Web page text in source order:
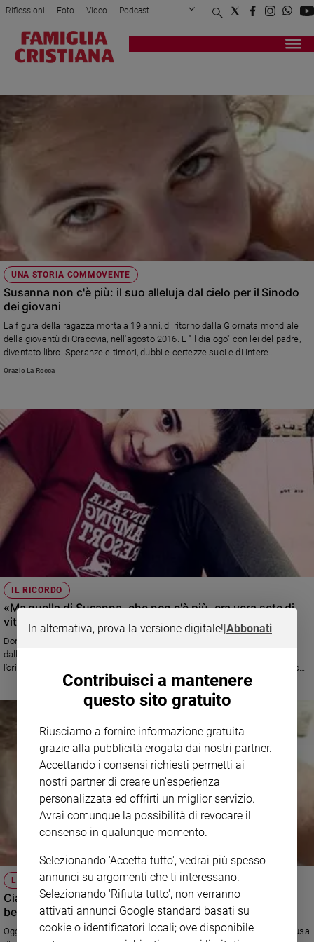
Attualità
Papa
Papa
Chiesa
Chiesa
Fede
Santi
fede
Parola
giorno
Società
e
valori
e
Creato
Diritti
Aziende
settimana
Migranti
Diversità
e
inclusione
Costume
Cultura
spettacoli
Riflessioni Foto Video Podcast
Privacy Policy Chi siamo
Registrati Redazione
UNA STORIA COMMOVENTE
Susanna non c'è più: il suo alleluja dal cielo per il Sinodo
dei giovani
La figura della ragazza morta a 19 anni, di ritorno dalla Giornata mondiale
della gioventù di Cracovia, nell'agosto 2016. E "il dialogo" con lei del padre,
diventato libro. Speranze e timori, dubbi e certezze suoi e di intere
generazioni messi al centro della recente assemblea dei vescovi
Orazio La Rocca
IL RICORDO
«Ma quella di Susanna, che non c'è più, era vera sete di
vita»
Don Marco Sanavio davanti alla morte della ragazza come lui di ritorno
dalla Gmg di Cracovia: «Una figlia ha scelto di ampliare la sua ricerca,
l’orizzonte di senso, la ricerca di Dio attraverso la Gmg e proprio in questo
percorso ha raggiunto la vita piena promessa nel Vangelo»
LA RAGAZZA MORTA DOPO LA GMG
Ciao Susanna, l'abbraccio dei tanti che le hanno voluto
bene
Oggi pomeriggio i funerali della ragazza romana deceduta a Vienna a causa
In alternativa, prova la versione digitale!|Abbonati
Contribuisci a mantenere
questo sito gratuito
Riusciamo a fornire informazione gratuita
grazie alla pubblicità erogata dai nostri partner.
Accettando i consensi richiesti permetti ai
nostri partner di creare un'esperienza
personalizzata ed offrirti un miglior servizio.
Avrai comunque la possibilità di revocare il
consenso in qualunque momento.
Selezionando 'Accetta tutto', vedrai più spesso
annunci su argomenti che ti interessano.
Selezionando 'Rifiuta tutto', non verranno
attivati annunci Google standard basati su
cookie o identificatori locali; ove disponibile